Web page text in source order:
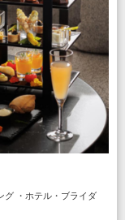
グ ・ホテル・ブライダ